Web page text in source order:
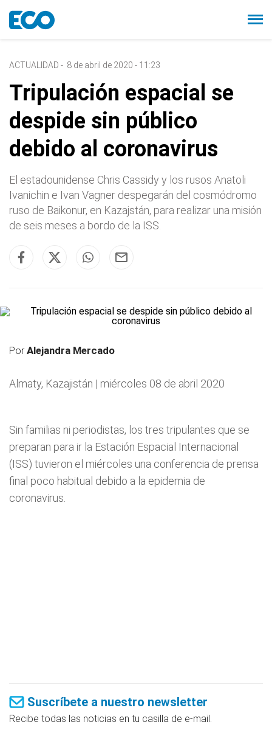
ACTUALIDAD - 8 de abril de 2020 - 11:23
Tripulación espacial se
despide sin público
debido al coronavirus
El estadounidense Chris Cassidy y los rusos Anatoli
Ivanichin e Ivan Vagner despegarán del cosmódromo
ruso de Baikonur, en Kazajstán, para realizar una misión
de seis meses a bordo de la ISS.
PorAlejandra Mercado
Almaty, Kazajistán | miércoles 08 de abril 2020
Sin familias ni periodistas, los tres tripulantes que se
preparan para ir la Estación Espacial Internacional
(ISS) tuvieron el miércoles una conferencia de prensa
final poco habitual debido a la epidemia de
coronavirus.
Suscríbete a nuestro newsletter
Recibe todas las noticias en tu casilla de e-mail.